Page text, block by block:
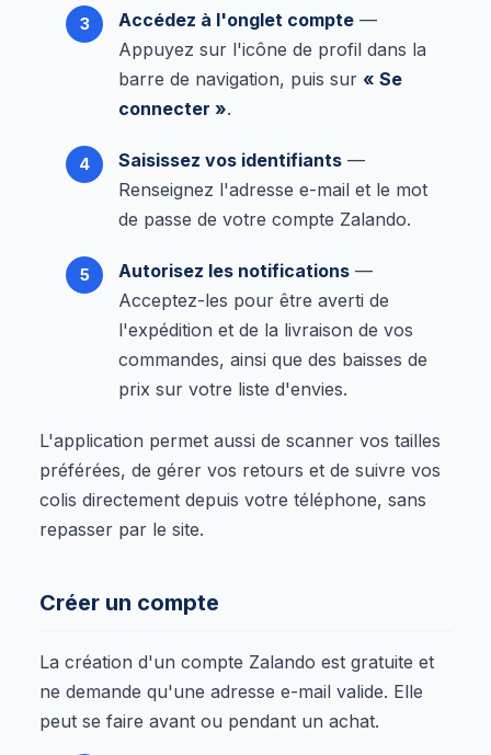
Accédez à l'onglet compte —
Appuyez sur l'icône de profil dans la
barre de navigation, puis sur « Se
connecter ».
Saisissez vos identifiants —
Renseignez l'adresse e-mail et le mot
de passe de votre compte Zalando.
Autorisez les notifications —
Acceptez-les pour être averti de
l'expédition et de la livraison de vos
commandes, ainsi que des baisses de
prix sur votre liste d'envies.
L'application permet aussi de scanner vos tailles
préférées, de gérer vos retours et de suivre vos
colis directement depuis votre téléphone, sans
repasser par le site.
Créer un compte
La création d'un compte Zalando est gratuite et
ne demande qu'une adresse e-mail valide. Elle
peut se faire avant ou pendant un achat.